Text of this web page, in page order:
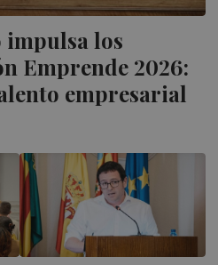
los
Emprende 2026:
empresarial